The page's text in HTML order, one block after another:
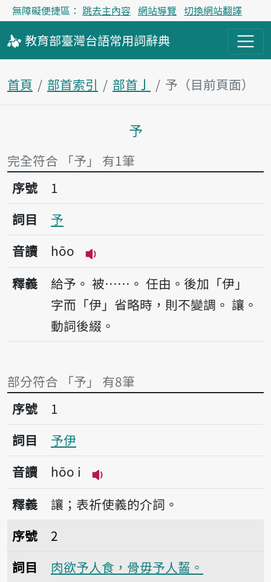
無障礙便捷區： 跳去主內容 網站導覽 切換網站翻譯
教育部臺灣台語常用詞辭典
首頁 部首索引 部首亅 予（目前頁面）
主內容區塊
予
完全符合 「予」 有1筆
序號1予
序號
1
詞目
予
音讀
hōo
播放音讀hōo
釋義 給予。 被……。 任由。後加「伊」
字而「伊」省略時，則不變調。 讓。
動詞後綴。
部分符合 「予」 有8筆
序號1予伊
序號
1
詞目
予伊
音讀
hōo i
播放音讀hōo i
釋義
讓；表祈使義的介詞。
序號2肉欲予人食，骨毋予人齧。
序號
2
詞目
肉欲予人食，骨毋予人齧。